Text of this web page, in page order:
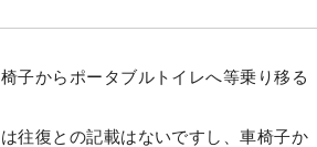
子からポータブルトイレへ等乗り移る
往復との記載はないですし、車椅子か